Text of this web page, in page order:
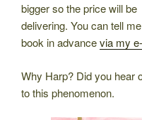
bigger so the price will
delivering. You can tell
book in advancevia my
Why Harp? Did you hear
to this phenomenon.